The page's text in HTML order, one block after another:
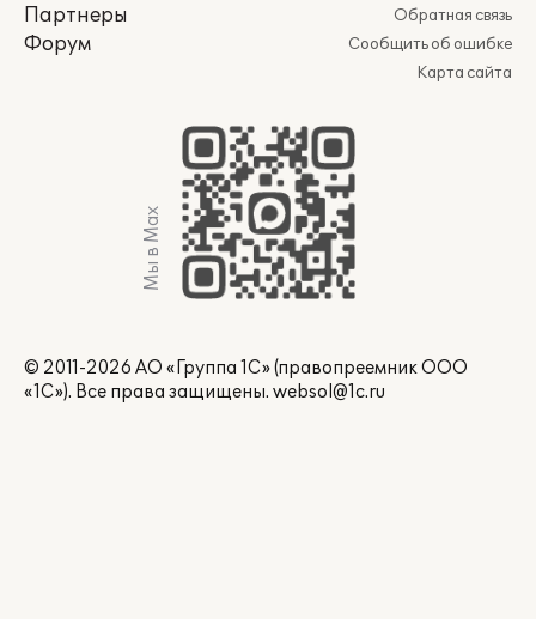
Партнеры
Форум
Обратная связь
Сообщить об ошибке
Карта сайта
Мы в Max
© 2011-2026 АО «Группа 1С» (правопреемник ООО
«1С»). Все права защищены. websol@1c.ru